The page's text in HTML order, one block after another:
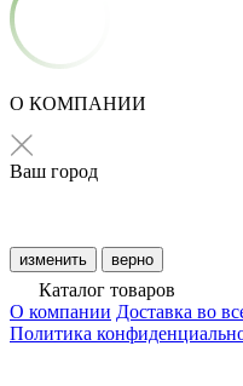
О КОМПАНИИ
Ваш город
изменить верно
Каталог товаров
О компании Доставка во
Политика